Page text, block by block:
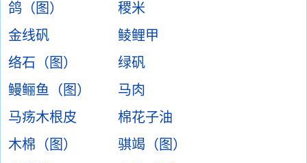
鸽（图）
稷米
金线矾
鲮鲤甲
络石（图）
绿矾
鳗鲡鱼（图）
马肉
马疡木根皮
棉花子油
木棉（图）
骐竭（图）